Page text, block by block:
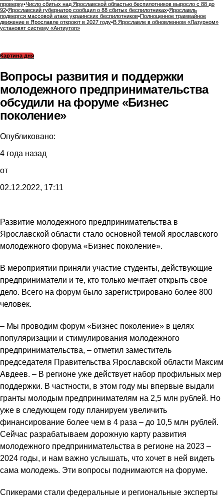
проверку•Число сбитых над Ярославской областью беспилотников выросло с 88 до
92•Ярославский губернатор сообщил о 88 сбитых беспилотниках•Ярославль
подвергся массовой атаке украинских беспилотников•Полноценное трамвайное
движение в Ярославле откроют в 2027 году•В Ярославле в обновленном «Лазурном»
установят систему «Антиутоп»
Картина дня
​Вопросы развития и поддержки
молодежного предпринимательства
обсудили на форуме «Бизнес
поколение»
Опубликовано:
4 года назад
от
02.12.2022, 17:11
Развитие молодежного предпринимательства в
Ярославской области стало основной темой ярославского
молодежного форума «Бизнес поколение».
В мероприятии приняли участие студенты, действующие
предприниматели и те, кто только мечтает открыть свое
дело. Всего на форум было зарегистрировано более 800
человек.
– Мы проводим форум «Бизнес поколение» в целях
популяризации и стимулирования молодежного
предпринимательства, – отметил заместитель
председателя Правительства Ярославской области Максим
Авдеев. – В регионе уже действует набор профильных мер
поддержки. В частности, в этом году мы впервые выдали
гранты молодым предпринимателям на 2,5 млн рублей. Но
уже в следующем году планируем увеличить
финансирование более чем в 4 раза – до 10,5 млн рублей.
Сейчас разрабатываем дорожную карту развития
молодежного предпринимательства в регионе на 2023 –
2024 годы, и нам важно услышать, что хочет в ней видеть
сама молодежь. Эти вопросы поднимаются на форуме.
Спикерами стали федеральные и региональные эксперты